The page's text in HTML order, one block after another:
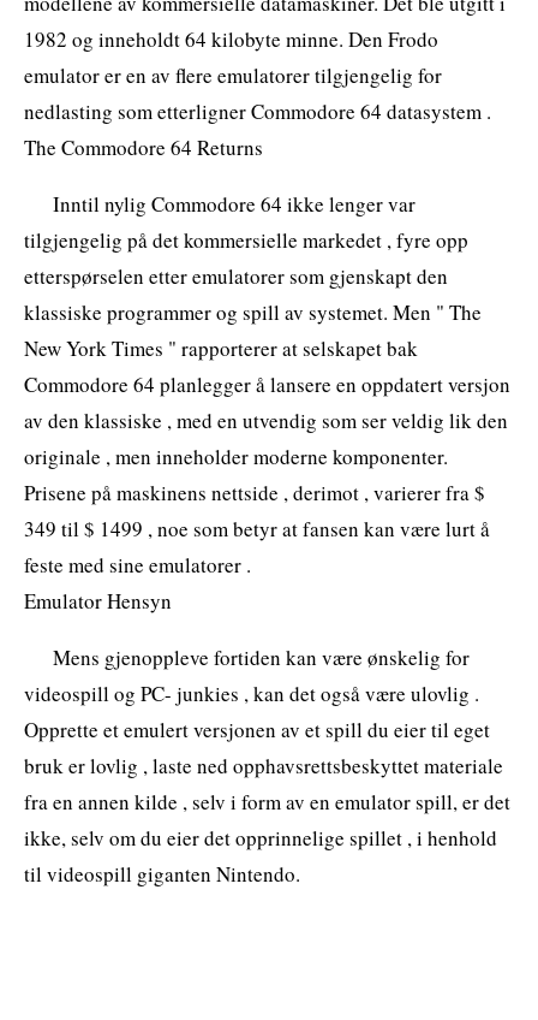
1982 og inneholdt 64 kilobyte minne. Den Frodo
emulator er en av flere emulatorer tilgjengelig for
nedlasting som etterligner Commodore 64 datasystem .
The Commodore 64 Returns
Inntil nylig Commodore 64 ikke lenger var
tilgjengelig på det kommersielle markedet , fyre opp
etterspørselen etter emulatorer som gjenskapt den
klassiske programmer og spill av systemet. Men " The
New York Times " rapporterer at selskapet bak
Commodore 64 planlegger å lansere en oppdatert versjon
av den klassiske , med en utvendig som ser veldig lik den
originale , men inneholder moderne komponenter.
Prisene på maskinens nettside , derimot , varierer fra $
349 til $ 1499 , noe som betyr at fansen kan være lurt å
feste med sine emulatorer .
Emulator Hensyn
Mens gjenoppleve fortiden kan være ønskelig for
videospill og PC- junkies , kan det også være ulovlig .
Opprette et emulert versjonen av et spill du eier til eget
bruk er lovlig , laste ned opphavsrettsbeskyttet materiale
fra en annen kilde , selv i form av en emulator spill, er det
ikke, selv om du eier det opprinnelige spillet , i henhold
til videospill giganten Nintendo.